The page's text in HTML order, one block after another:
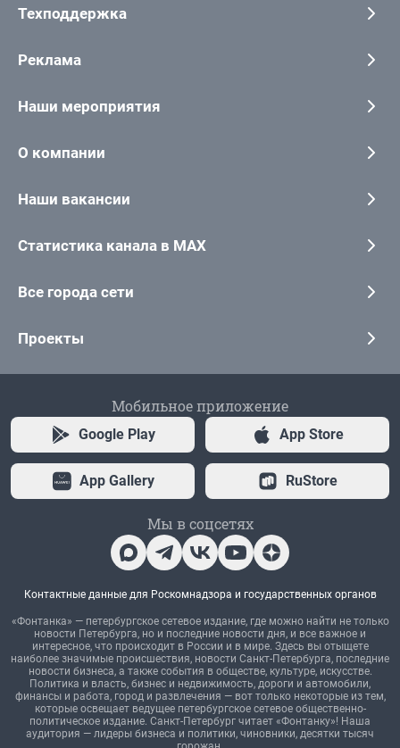
Техподдержка
Реклама
Наши мероприятия
О компании
Наши вакансии
Статистика канала в MAX
Все города сети
Проекты
Мобильное приложение
Google Play App Store
App Gallery RuStore
Мы в соцсетях
Контактные данные для Роскомнадзора и государственных органов
«Фонтанка» — петербургское сетевое издание, где можно найти не только
новости Петербурга, но и последние новости дня, и все важное и
интересное, что происходит в России и в мире. Здесь вы отыщете
наиболее значимые происшествия, новости Санкт-Петербурга, последние
новости бизнеса, а также события в обществе, культуре, искусстве.
Политика и власть, бизнес и недвижимость, дороги и автомобили,
финансы и работа, город и развлечения — вот только некоторые из тем,
которые освещает ведущее петербургское сетевое общественно-
политическое издание. Санкт-Петербург читает «Фонтанку»! Наша
аудитория — лидеры бизнеса и политики, чиновники, десятки тысяч